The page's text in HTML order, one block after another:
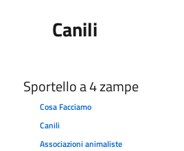
Canili
Sportello a 4 zampe
Cosa Facciamo
Canili
Associazioni animaliste